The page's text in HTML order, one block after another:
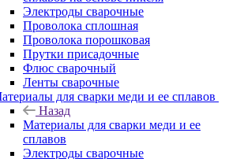
Электроды сварочные
Проволока сплошная
Проволока порошковая
Прутки присадочные
Флюс сварочный
Ленты сварочные
для сварки меди и ее сплавов
Назад
Материалы для сварки меди и ее
сплавов
Электроды сварочные